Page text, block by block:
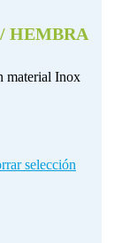
HEMBRA
material Inox
selección